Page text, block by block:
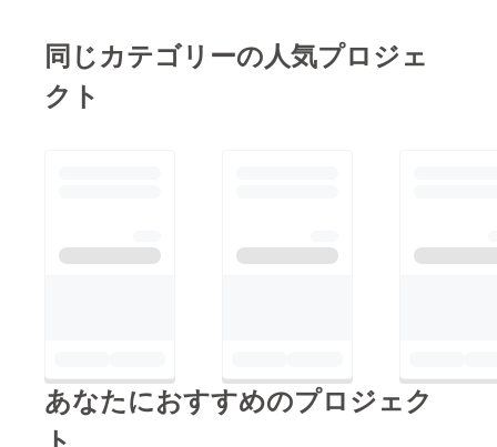
会シーズン！ 今回
した ※画像のお店は無
全てが客引きしている
多くて入りにくく敬遠
されてしまう。 夜に
同じカテゴリーの人気プロジェ
クト
あなたにおすすめのプロジェク
ト